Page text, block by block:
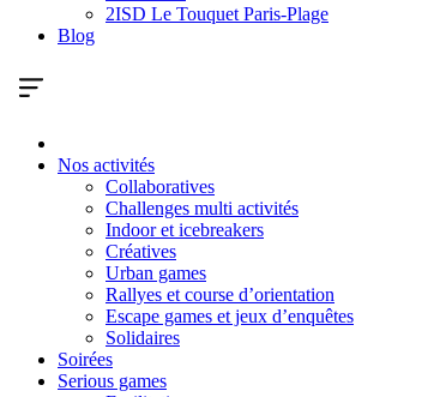
2ISD Le Touquet Paris-Plage
Blog
Nos activités
Collaboratives
Challenges multi activités
Indoor et icebreakers
Créatives
Urban games
Rallyes et course d’orientation
Escape games et jeux d’enquêtes
Solidaires
Soirées
Serious games